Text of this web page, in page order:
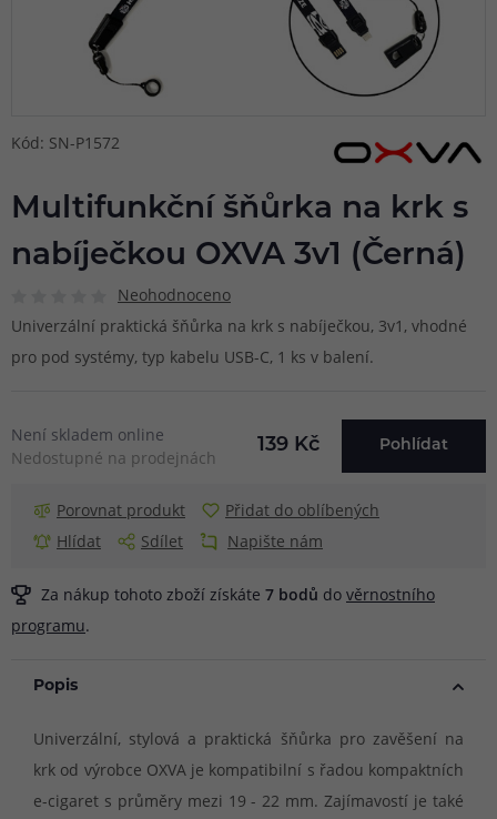
Kód: SN-P1572
Multifunkční šňůrka na krk s
nabíječkou OXVA 3v1 (Černá)
Neohodnoceno
Univerzální praktická šňůrka na krk s nabíječkou, 3v1, vhodné
pro pod systémy, typ kabelu USB-C, 1 ks v balení.
Není skladem online
Nedostupné na prodejnách
139 Kč Pohlídat
Porovnat produkt
Přidat do oblíbených
Hlídat
Sdílet Napište nám
Za nákup tohoto zboží získáte 7 bodů do věrnostního
programu.
Popis
Univerzální, stylová a praktická šňůrka pro zavěšení na
krk od výrobce OXVA je kompatibilní s řadou kompaktních
e-cigaret s průměry mezi 19 - 22 mm. Zajímavostí je také